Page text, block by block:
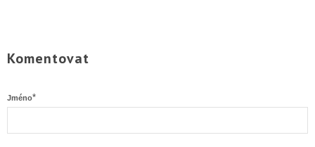
Komentovat
Jméno*